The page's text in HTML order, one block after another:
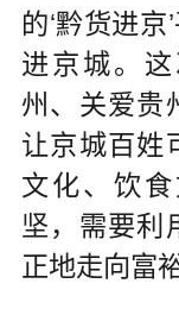
的‘黔货进
进京城。
州、关爱贵
让京城百姓
文化、饮
坚，需要利
正地走向富